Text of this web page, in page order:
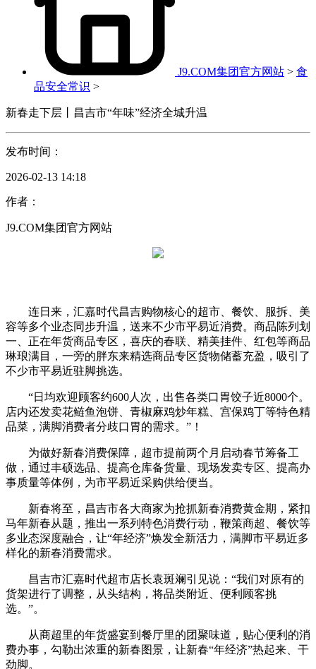
J9.COM集团官方网站 > 食
品安全常识 >
新春走下层丨昌吉市“年味”经济全城升温
发布时间：
2026-02-13 14:18
作者：
J9.COM集团官方网站
连日来，汇嘉时代昌吉购物核心的超市、餐饮、服拆、美
容等多个业态同步升温，送来不少市平易近消费。商品陈列划
一、正在年货商品专区，喜庆的春联、精美挂件、红包等商品
琳琅满目，一旁的胖东来精选商品专区货物储蓄充盈，吸引了
不少市平易近驻脚挑选。
“日均欢迎顾客约600人次，出售各类口胃饺子近8000个。
店内还发卖花鲢鱼泡饼、青椒麻鸡炒年糕、宫保鸡丁等特色精
品菜，满脚消费者分歧口胃的需求。”！
为做好新春消费保障，超市提前两个月启动春节筹备工
做，通过丰硕选品、提高仓库备货量、现场发卖专区、提高办
事质量等体例，为市平易近采购供给便当。
新春将至，昌吉市各大商家为抢抓新春消费黄金期，紧扣
马年新春从题，推出一系列特色消费行动，鞭策商超、餐饮等
多业态深度融合，让“年经济”焕发全新活力，满脚市平易近多
样化的新春消费需求。
昌吉市汇嘉时代超市店长袁斑斓引见说：“我们对原有的
货架进行了调整，从头结构，将品类附近、便利顾客挑
选。”。
从商超里的年货盛宴到餐厅里的团聚味道，贴心便利的消
费办事，勾勒出浓重的新春图景，让新春“年经济”热起来、干
劲脚。